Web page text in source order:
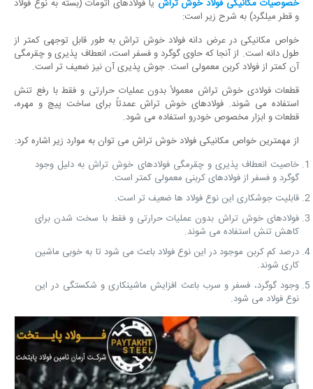
خصوصیات مکانیکی فولاد خوش تراش یا فولادهای اتومات (بسته به نوع فولاد
و قطر میلگرد) به شرح زیر است:
خواص مکانیکی در عرض دانه فولاد خوش تراش به طور قابل توجهی کمتر از
طول دانه است. از آنجا که حاوی گوگرد و فسفر است، انعطاف پذیری و چقرمگی
آن کمتر از فولاد کربن معمولی است. جوش پذیری آن نیز ضعیف تر است.
قطعات فولادی خوش تراش معمولاً بدون عملیات حرارتی و فقط با رفع تنش
استفاده می شوند. فولادهای خوش تراش عمدتاً برای ساخت پیچ و مهره،
قطعات و ابزار مخصوص خودرو استفاده می شود.
از مهمترین خواص مکانیکی فولاد خوش تراش می توان به موارد زیر اشاره کرد:
خاصیت انعطاف پذیری و چقرمگی فولادهای خوش تراش به دلیل وجود
گوگرد و فسفر از فولادهای کربنی معمولی کمتر است.
قابلیت جوشکاری این نوع فولاد ها ضعیف تر است.
فولادهای خوش تراش بدون عملیات حرارتی و فقط با سخت شدن برای
کاهش تنش استفاده می شوند.
درصد کم کربن موجود در این نوع فولاد باعث می شود تا به خوبی ماشین
کاری شوند.
وجود گوگرد، فسفر و سرب باعث افزایش ماشینکاری و شکستگی در این
نوع فولاد می شود.